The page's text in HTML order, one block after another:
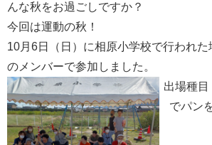
んな秋をお過ごしですか？
今回は運動の秋！
10月6日（日）に相原小学校で行われ
のメンバーで参加しました。
出場種
でパン